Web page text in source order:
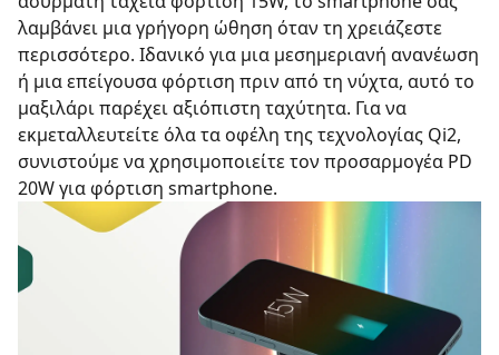
λαμβάνει μια γρήγορη ώθηση όταν τη χρειάζεστε
περισσότερο. Ιδανικό για μια μεσημεριανή ανανέωση
ή μια επείγουσα φόρτιση πριν από τη νύχτα, αυτό το
μαξιλάρι παρέχει αξιόπιστη ταχύτητα. Για να
εκμεταλλευτείτε όλα τα οφέλη της τεχνολογίας Qi2,
συνιστούμε να χρησιμοποιείτε τον προσαρμογέα PD
20W για φόρτιση smartphone.